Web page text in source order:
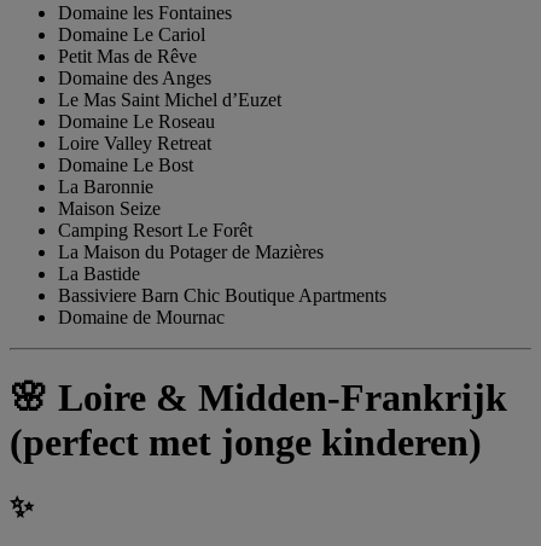
Domaine les Fontaines
Domaine Le Cariol
Petit Mas de Rêve
Domaine des Anges
Le Mas Saint Michel d’Euzet
Domaine Le Roseau
Loire Valley Retreat
Domaine Le Bost
La Baronnie
Maison Seize
Camping Resort Le Forêt
La Maison du Potager de Mazières
La Bastide
Bassiviere Barn Chic Boutique Apartments
Domaine de Mournac
🌸 Loire & Midden-Frankrijk
(perfect met jonge kinderen)
✨